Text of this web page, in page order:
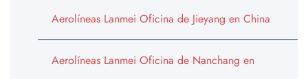
Aerolíneas Lanmei Oficina de Jieyang en China
Aerolíneas Lanmei Oficina de Nanchang en